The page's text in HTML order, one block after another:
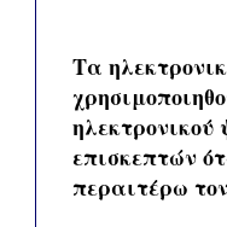
Τα
επισκεπτών
περαιτέρω